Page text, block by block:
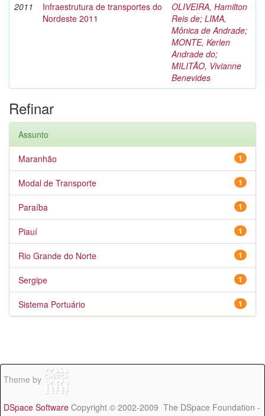
2011
Infraestrutura de transportes do
Nordeste 2011
OLIVEIRA, Hamilton
Reis de; LIMA,
Mônica de Andrade;
MONTE, Kerlen
Andrade do;
MILITÃO, Vivianne
Benevides
Refinar
Assunto
1
Maranhão
1
Modal de Transporte
1
Paraíba
1
Piauí
1
Rio Grande do Norte
1
Sergipe
1
Sistema Portuário
Theme by
DSpace Software Copyright © 2002-2009 The DSpace Foundation -